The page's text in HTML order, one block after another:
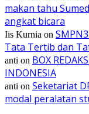
makan tahu
angkat bicara
Iis Kurnia on
Tata Tertib dan
anti on BOX
INDONESIA
anti on Seketariat
modal peralatan